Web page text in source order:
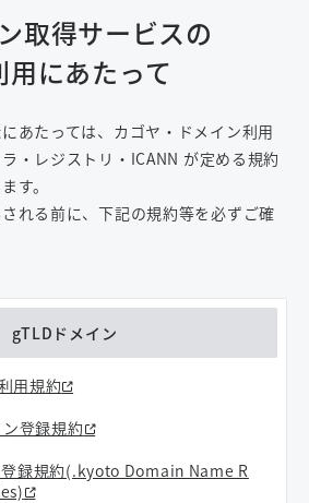
取得サービスの
用にあたって
あたっては、カゴヤ・ドメイン利用
・レジストリ・ICANN が定める規約
す。
れる前に、下記の規約等を必ずご確
gTLDドメイン
用規約
登録規約
録規約(.kyoto Domain Name R